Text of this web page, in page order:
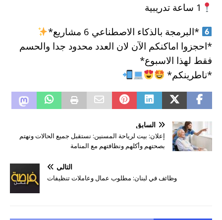
1 ساعة تدريبية
*البرمجة بالذكاء الاصطناعي 6 مشاريع*
*احجزوا اماكنكم الآن لان العدد محدود جدا والحسم
فقط لهذا الاسبوع*
*ناطرينكم*
السابق
إعلان: بيت لرياحة المسنين: نستقبل جميع الحالات ونهتم
بصحتهم وأكلهم ونظافتهم مع المنامة
التالي
وظائف في لبنان: مطلوب عمال وعاملات تنظيفات